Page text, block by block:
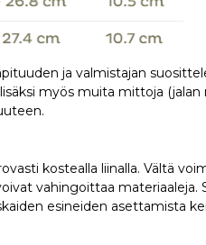
ja valmistajan
myös muita mittoja (jalan
kostealla liinalla. Vältä
vahingoittaa materiaaleja.
esineiden asettamista